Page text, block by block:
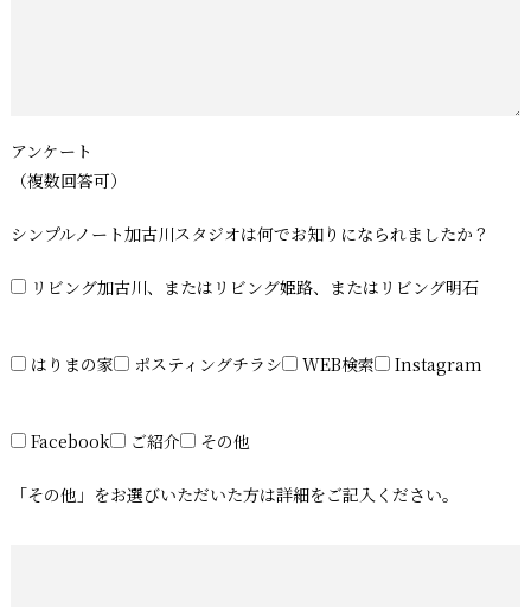
アンケート
（複数回答可）
シンプルノート加古川スタジオは何でお知りになられましたか？
リビング加古川、またはリビング姫路、またはリビング明石
はりまの家 ポスティングチラシ WEB検索 Instagram
Facebook ご紹介 その他
「その他」をお選びいただいた方は詳細をご記入ください。